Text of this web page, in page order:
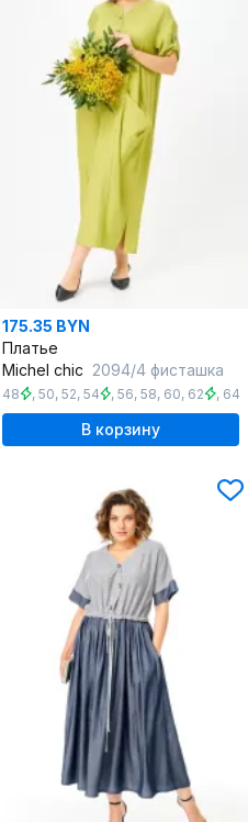
175.35 BYN
Платье
Michel chic 2094/4 фисташка
48 , 50, 52, 54 , 56, 58, 60, 62 , 64
В корзину